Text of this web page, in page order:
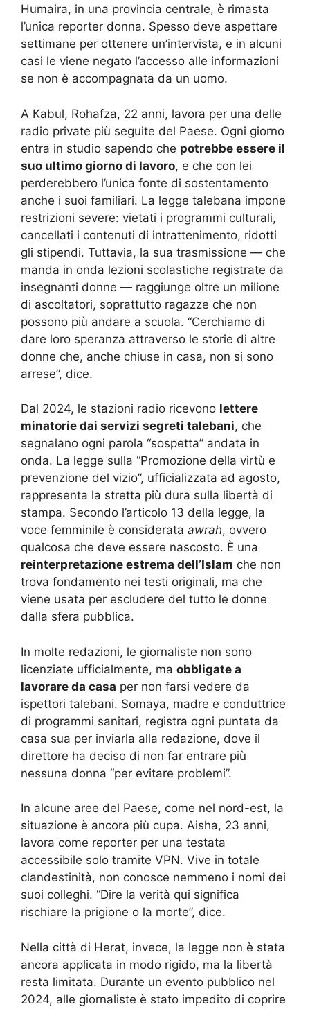
Humaira, in una provincia centrale, è rimasta
l’unica reporter donna. Spesso deve aspettare
settimane per ottenere un’intervista, e in alcuni
casi le viene negato l’accesso alle informazioni
se non è accompagnata da un uomo.
A Kabul, Rohafza, 22 anni, lavora per una delle
radio private più seguite del Paese. Ogni giorno
entra in studio sapendo che potrebbe essere il
suo ultimo giorno di lavoro, e che con lei
perderebbero l’unica fonte di sostentamento
anche i suoi familiari. La legge talebana impone
restrizioni severe: vietati i programmi culturali,
cancellati i contenuti di intrattenimento, ridotti
gli stipendi. Tuttavia, la sua trasmissione — che
manda in onda lezioni scolastiche registrate da
insegnanti donne — raggiunge oltre un milione
di ascoltatori, soprattutto ragazze che non
possono più andare a scuola. “Cerchiamo di
dare loro speranza attraverso le storie di altre
donne che, anche chiuse in casa, non si sono
arrese”, dice.
Dal 2024, le stazioni radio ricevono lettere
minatorie dai servizi segreti talebani, che
segnalano ogni parola “sospetta” andata in
onda. La legge sulla “Promozione della virtù e
prevenzione del vizio”, ufficializzata ad agosto,
rappresenta la stretta più dura sulla libertà di
stampa. Secondo l’articolo 13 della legge, la
voce femminile è considerata awrah, ovvero
qualcosa che deve essere nascosto. È una
reinterpretazione estrema dell’Islam che non
trova fondamento nei testi originali, ma che
viene usata per escludere del tutto le donne
dalla sfera pubblica.
In molte redazioni, le giornaliste non sono
licenziate ufficialmente, ma obbligate a
lavorare da casa per non farsi vedere da
ispettori talebani. Somaya, madre e conduttrice
di programmi sanitari, registra ogni puntata da
casa sua per inviarla alla redazione, dove il
direttore ha deciso di non far entrare più
nessuna donna “per evitare problemi”.
In alcune aree del Paese, come nel nord-est, la
situazione è ancora più cupa. Aisha, 23 anni,
lavora come reporter per una testata
accessibile solo tramite VPN. Vive in totale
clandestinità, non conosce nemmeno i nomi dei
suoi colleghi. “Dire la verità qui significa
rischiare la prigione o la morte”, dice.
Nella città di Herat, invece, la legge non è stata
ancora applicata in modo rigido, ma la libertà
resta limitata. Durante un evento pubblico nel
2024, alle giornaliste è stato impedito di coprire